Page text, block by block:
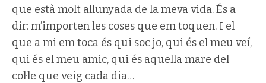
que està molt allunyada de la meva vida. És a
dir: m’importen les coses que em toquen. I el
que a mi em toca és qui soc jo, qui és el meu veí,
qui és el meu amic, qui és aquella mare del
col·le que veig cada dia…